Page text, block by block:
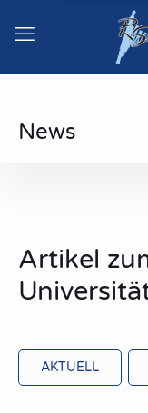
News
Artikel
AKTUELL